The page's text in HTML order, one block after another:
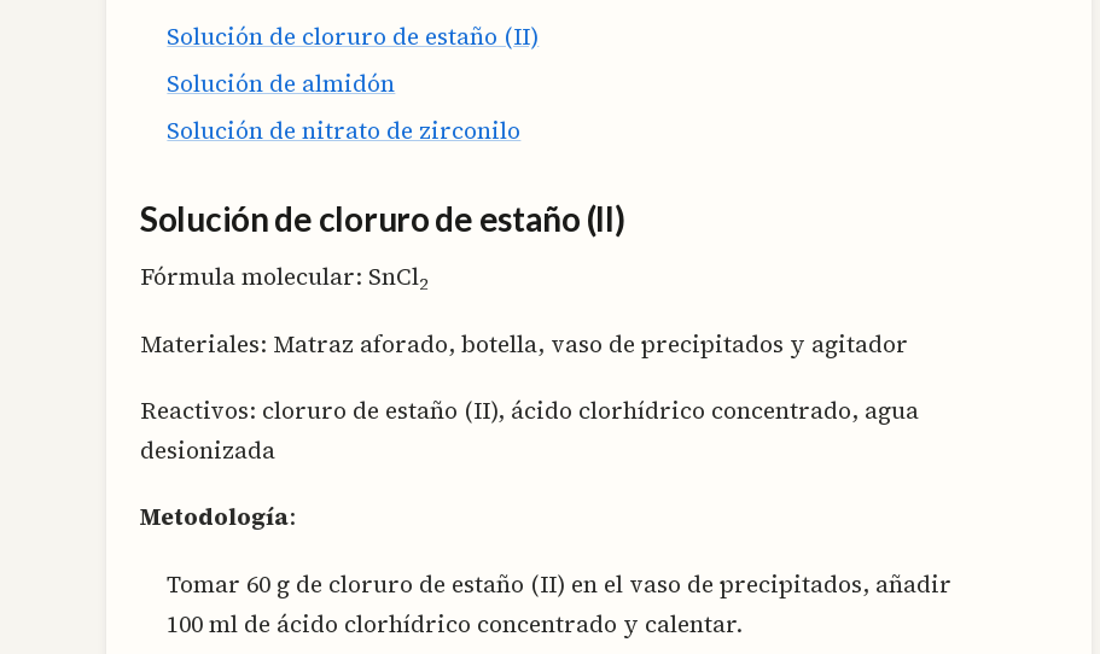
Solución de cloruro de estaño (II)
Solución de almidón
Solución de nitrato de zirconilo
Solución de cloruro de estaño (II)
Fórmula molecular: SnCl2
Materiales: Matraz aforado, botella, vaso de precipitados y agitador
Reactivos: cloruro de estaño (II), ácido clorhídrico concentrado, agua
desionizada
Metodología:
Tomar 60 g de cloruro de estaño (II) en el vaso de precipitados, añadir
100 ml de ácido clorhídrico concentrado y calentar.